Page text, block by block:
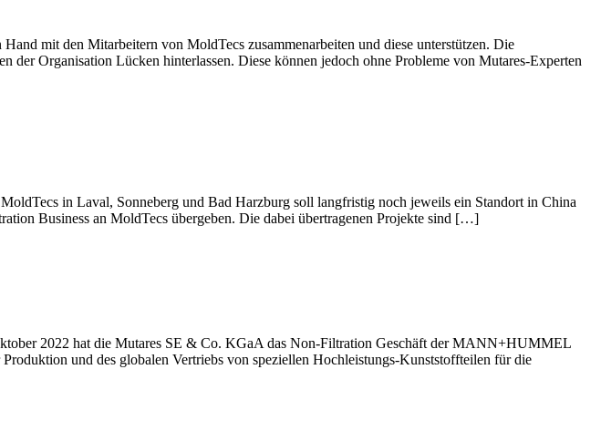
mit den Mitarbeitern von MoldTecs zusammenarbeiten und diese unterstützen. Die
Organisation Lücken hinterlassen. Diese können jedoch ohne Probleme von Mutares-Experten
in Laval, Sonneberg und Bad Harzburg soll langfristig noch jeweils ein Standort in China
Business an MoldTecs übergeben. Die dabei übertragenen Projekte sind […]
2022 hat die Mutares SE & Co. KGaA das Non-Filtration Geschäft der MANN+HUMMEL
und des globalen Vertriebs von speziellen Hochleistungs-Kunststoffteilen für die